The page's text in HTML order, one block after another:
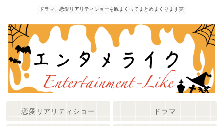
ドラマ、恋愛リアリティショーを観まくってまとめまくります笑
恋愛リアリティショー ドラマ